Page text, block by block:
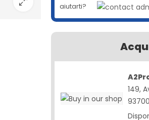
aiutarti?
149,